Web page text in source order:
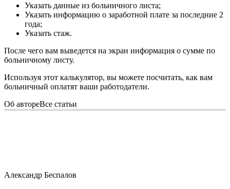
Указать данные из больничного листа;
Указать информацию о заработной плате за последние 2
года;
Указать стаж.
После чего вам выведется на экран информация о сумме по
больничному листу.
Используя этот калькулятор, вы можете посчитать, как вам
больничный оплатят ваши работодатели.
Об автореВсе статьи
Александр Беспалов